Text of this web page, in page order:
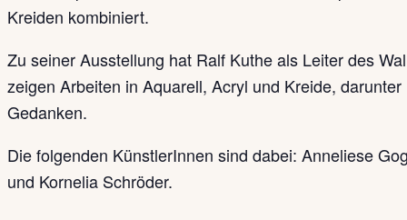
Kreiden kombiniert.
Zu seiner Ausstellung hat Ralf Kuthe als Leiter des
zeigen Arbeiten in Aquarell, Acryl und Kreide,
Gedanken.
Die folgenden KünstlerInnen sind dabei: Anneliese
und Kornelia Schröder.